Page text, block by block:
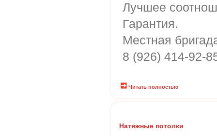
Лучшее
Гарантия.
Местная
8 (926) 414-92-
Читать полностью
Натяжные потолки